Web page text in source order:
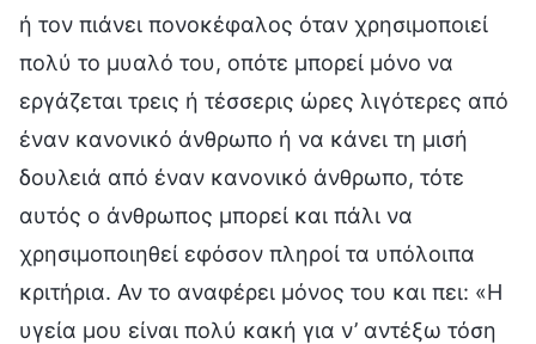
ή τον πιάνει πονοκέφαλος όταν χρησιμοποιεί
πολύ το μυαλό του, οπότε μπορεί μόνο να
εργάζεται τρεις ή τέσσερις ώρες λιγότερες από
έναν κανονικό άνθρωπο ή να κάνει τη μισή
δουλειά από έναν κανονικό άνθρωπο, τότε
αυτός ο άνθρωπος μπορεί και πάλι να
χρησιμοποιηθεί εφόσον πληροί τα υπόλοιπα
κριτήρια. Αν το αναφέρει μόνος του και πει: «Η
υγεία μου είναι πολύ κακή για ν’ αντέξω τόση